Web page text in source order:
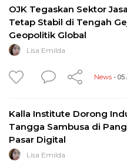
OJK Tegaskan Sektor
Tetap Stabil di Tengah
Geopolitik Global
Lisa Emilda
News - 05
Kalla Institute Dorong
Tangga Sambusa di
Pasar Digital
Lisa Emilda